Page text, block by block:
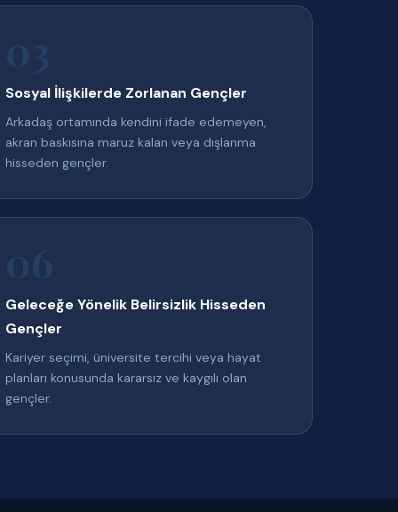
03
Sosyal İlişkilerde Zorlanan Gençler
Arkadaş ortamında kendini ifade edemeyen,
akran baskısına maruz kalan veya dışlanma
hisseden gençler.
06
Geleceğe Yönelik Belirsizlik Hisseden
Gençler
Kariyer seçimi, üniversite tercihi veya hayat
planları konusunda kararsız ve kaygılı olan
gençler.